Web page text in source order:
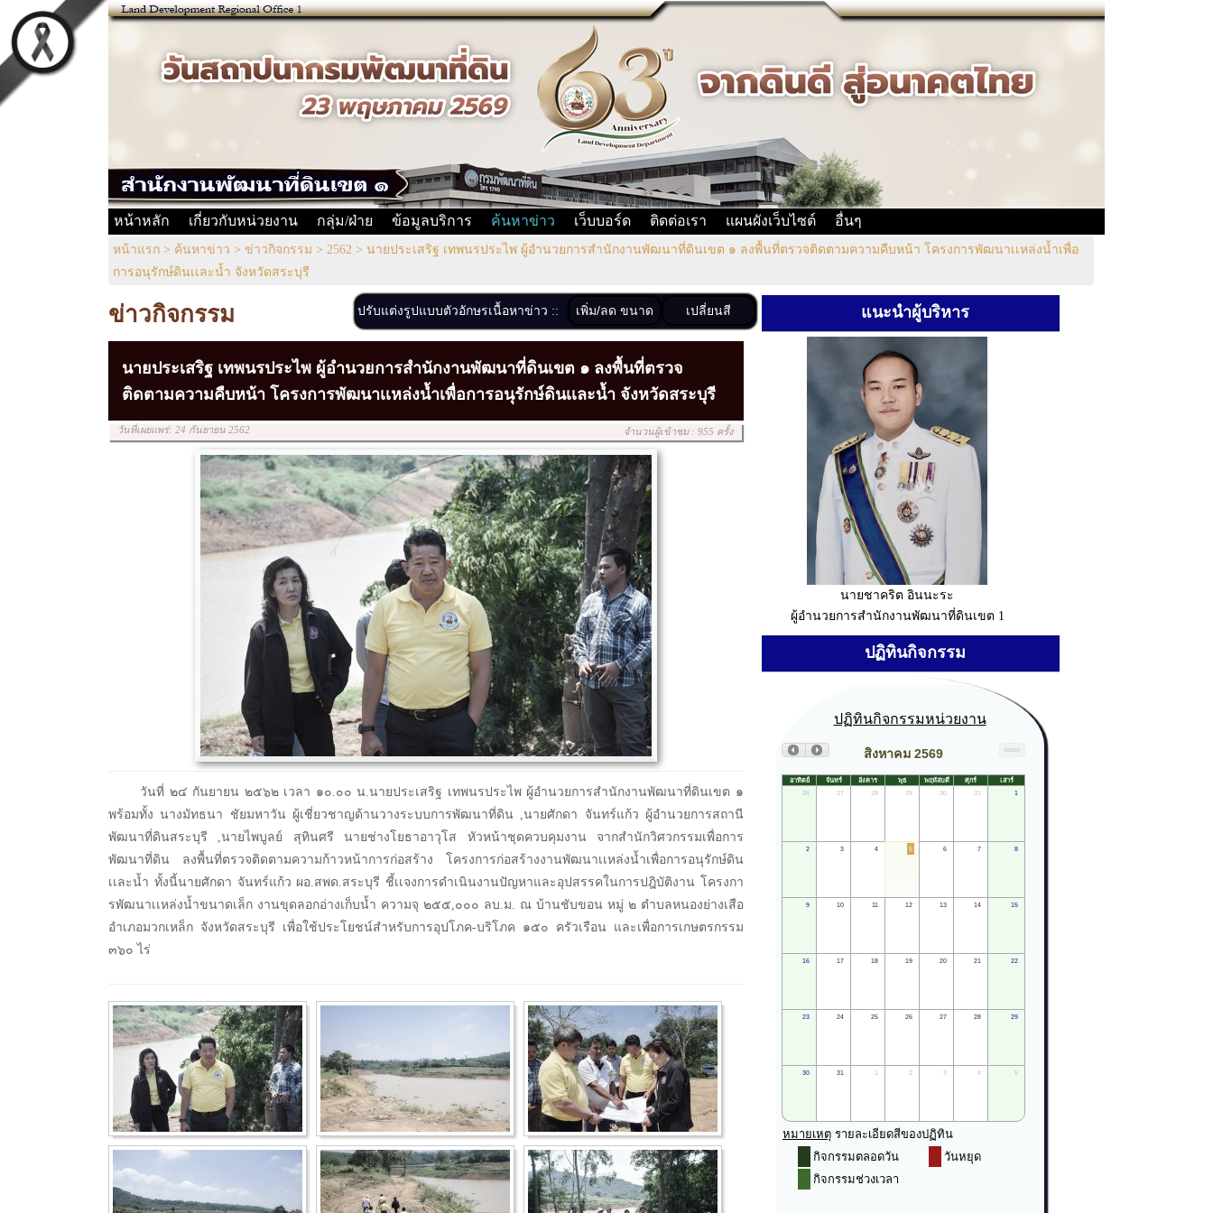
หน้าหลัก เกี่ยวกับหน่วยงาน กลุ่ม/ฝ่าย ข้อมูลบริการ ค้นหาข่าว เว็บบอร์ด ติดต่อเรา แผนผังเว็บไซต์ อื่นๆ
หน้าแรก > ค้นหาข่าว > ข่าวกิจกรรม > 2562 > นายประเสริฐ เทพนรประไพ ผู้อำนวยการสำนักงานพัฒนาที่ดินเขต ๑ ลงพื้นที่ตรวจติดตามความคืบหน้า โครงการพัฒนาเเหล่งน้ำเพื่อ
การอนุรักษ์ดินเเละน้ำ จังหวัดสระบุรี
ข่าวกิจกรรม
นายประเสริฐ เทพนรประไพ ผู้อำนวยการสำนักงานพัฒนาที่ดินเขต ๑ ลงพื้นที่ตรวจ
ติดตามความคืบหน้า โครงการพัฒนาเเหล่งน้ำเพื่อการอนุรักษ์ดินเเละน้ำ จังหวัดสระบุรี
วันที่เผยแพร่: 24 กันยายน 2562 จำนวนผู้เข้าชม : 955 ครั้ง
วันที่ ๒๔ กันยายน ๒๕๖๒ เวลา ๑๐.๐๐ น.นายประเสริฐ เทพนรประไพ ผู้อำนวยการสำนักงานพัฒนาที่ดินเขต ๑
พร้อมทั้ง นางมัทธนา ชัยมหาวัน ผู้เชี่ยวชาญด้านวางระบบการพัฒนาที่ดิน ,นายศักดา จันทร์แก้ว ผู้อำนวยการสถานี
พัฒนาที่ดินสระบุรี ,นายไพบูลย์ สุทินศรี นายช่างโยธาอาวุโส หัวหน้าชุดควบคุมงาน จากสำนักวิศวกรรมเพื่อการ
พัฒนาที่ดิน ลงพื้นที่ตรวจติดตามความก้าวหน้าการก่อสร้าง โครงการก่อสร้างงานพัฒนาเเหล่งน้ำเพื่อการอนุรักษ์ดิน
เเละน้ำ ทั้งนี้นายศักดา จันทร์แก้ว ผอ.สพด.สระบุรี ชี้เเจงการดำเนินงานปัญหาและอุปสรรคในการปฎิบัติงาน โครงกา
รพัฒนาเเหล่งน้ำขนาดเล็ก งานขุดลอกอ่างเก็บน้ำ ความจุ ๒๕๕,๐๐๐ ลบ.ม. ณ บ้านชับขอน หมู่ ๒ ตำบลหนองย่างเสือ
อำเภอมวกเหล็ก จังหวัดสระบุรี เพื่อใช้ประโยชน์สำหรับการอุปโภค-บริโภค ๑๕๐ ครัวเรือน และเพื่อการเกษตรกรรม
๓๖๐ ไร่
ปรับแต่งรูปแบบตัวอักษรเนื้อหาข่าว :: เพิ่ม/ลด ขนาด เปลี่ยนสี แนะนำผู้บริหาร
นายชาคริต อินนะระ
ผู้อำนวยการสำนักงานพัฒนาที่ดินเขต 1
ปฏิทินกิจกรรม